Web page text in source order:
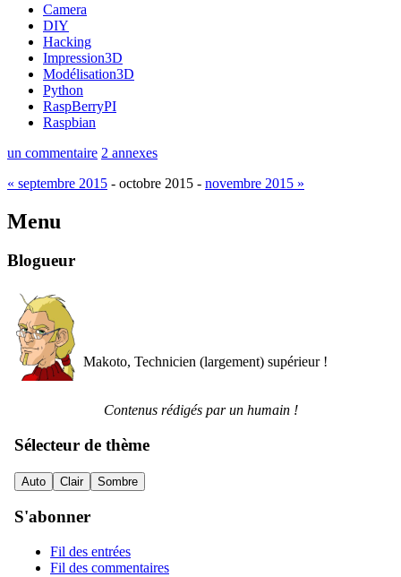
Camera
DIY
Hacking
Impression3D
Modélisation3D
Python
RaspBerryPI
Raspbian
un commentaire 2 annexes
« septembre 2015 - octobre 2015 - novembre 2015 »
Menu
Blogueur
Makoto, Technicien (largement) supérieur !
Contenus rédigés par un humain !
Sélecteur de thème
Auto Clair Sombre
S'abonner
Fil des entrées
Fil des commentaires